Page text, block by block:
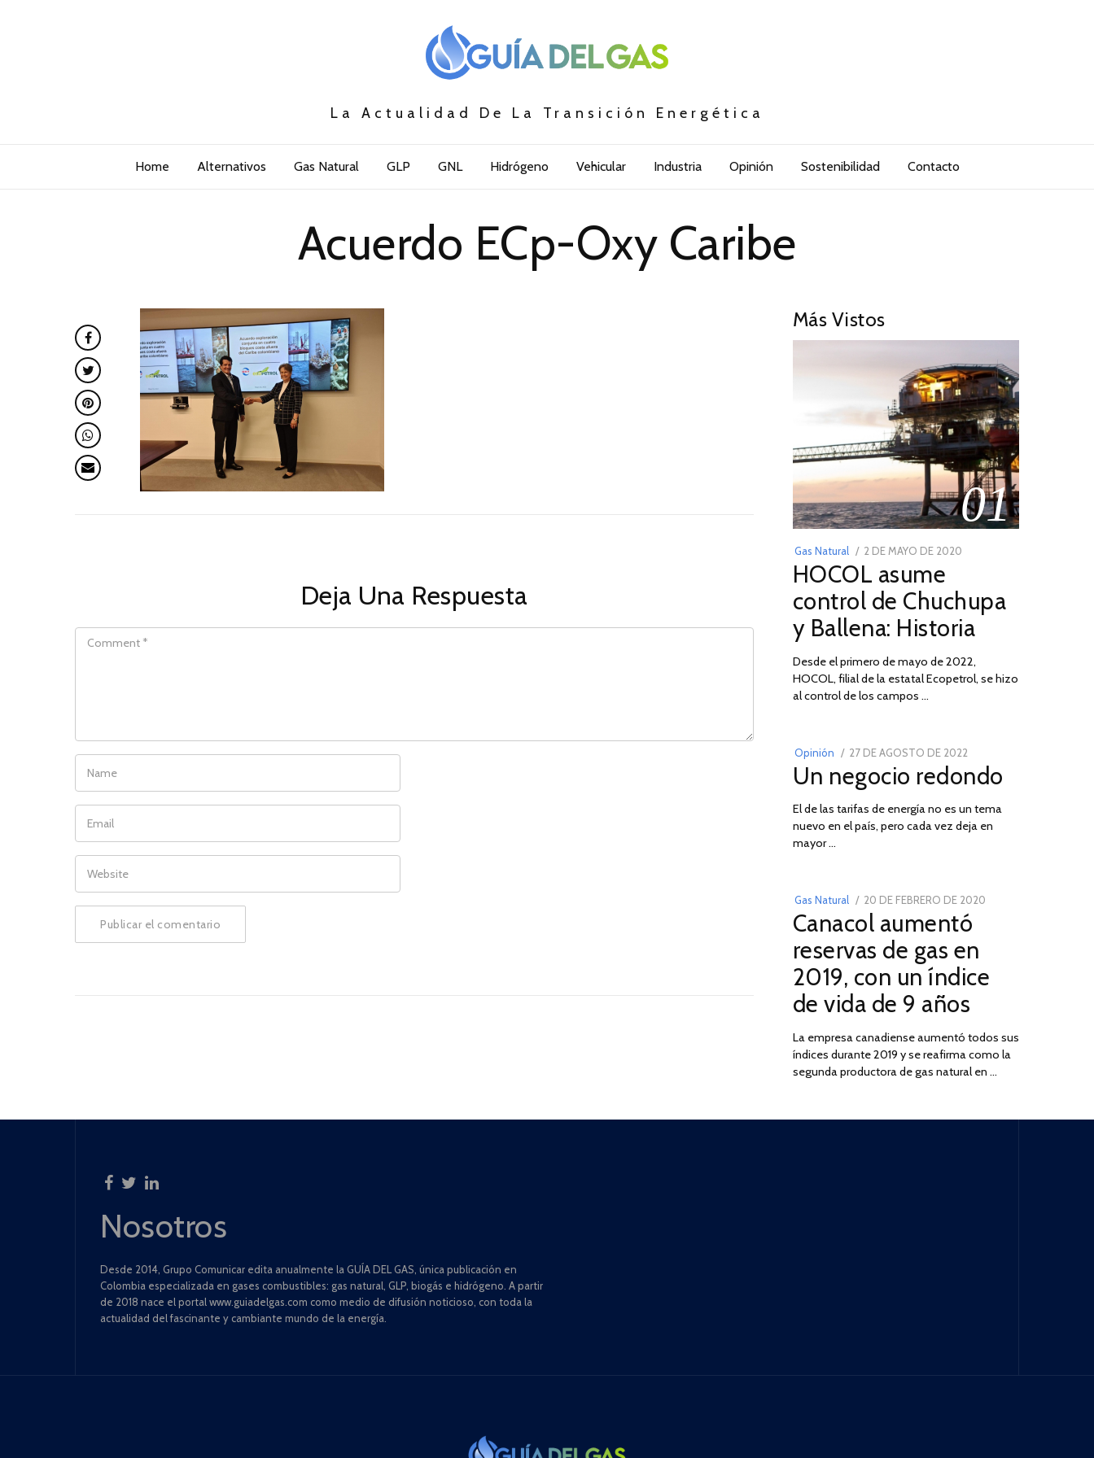
La Actualidad De La Transición Energética
Home Alternativos Gas Natural GLP GNL Hidrógeno Vehicular Industria Opinión Sostenibilidad Contacto
Acuerdo ECp-Oxy Caribe
Deja Una Respuesta
Más Vistos
01
Gas Natural
POSTED
ON
2 DE MAYO DE 2020
DE
2026
HOCOL asume
control de Chuchupa
y Ballena: Historia
Desde el primero de mayo de 2022,
HOCOL, filial de la estatal Ecopetrol, se hizo
al control de los campos …
Opinión
POSTED
ON
27 DE AGOSTO DE 2022
DE
DE
2022
Un negocio redondo
El de las tarifas de energía no es un tema
nuevo en el país, pero cada vez deja en
mayor …
Gas Natural
POSTED
ON
20 DE FEBRERO DE 2020
2025
Canacol aumentó
reservas de gas en
2019, con un índice
de vida de 9 años
La empresa canadiense aumentó todos sus
índices durante 2019 y se reafirma como la
segunda productora de gas natural en …
Nosotros
Desde 2014, Grupo Comunicar edita anualmente la GUÍA DEL GAS, única publicación en
Colombia especializada en gases combustibles: gas natural, GLP, biogás e hidrógeno. A partir
de 2018 nace el portal www.guiadelgas.com como medio de difusión noticioso, con toda la
actualidad del fascinante y cambiante mundo de la energía.